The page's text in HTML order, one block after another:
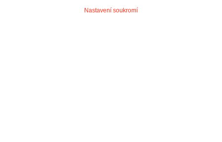
Nastavení soukromí